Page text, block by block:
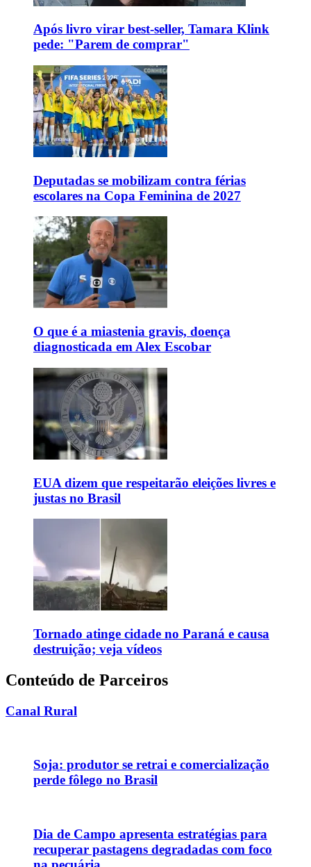
Após livro virar best-seller, Tamara Klink
pede: "Parem de comprar"
Deputadas se mobilizam contra férias
escolares na Copa Feminina de 2027
O que é a miastenia gravis, doença
diagnosticada em Alex Escobar
EUA dizem que respeitarão eleições livres e
justas no Brasil
Tornado atinge cidade no Paraná e causa
destruição; veja vídeos
Conteúdo de Parceiros
Canal Rural
Soja: produtor se retrai e comercialização
perde fôlego no Brasil
Dia de Campo apresenta estratégias para
recuperar pastagens degradadas com foco